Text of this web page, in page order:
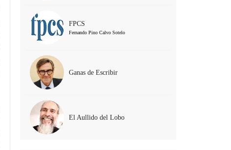
FPCS
Fernando Pino Calvo Sotelo
Ganas de Escribir
El Aullido del Lobo